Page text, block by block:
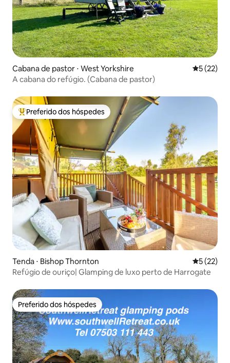
Cabana de pastor ⋅ West Yorkshire 5 de uma
5 (22)
A cabana do refúgio. (Cabana de pastor)
Entre os melhores preferidos dos hóspedes
Preferido dos hóspedes
Tenda ⋅ Bishop Thornton 5 de uma
5 (22)
Refúgio de ouriço| Glamping de luxo perto de Harrogate
Preferido dos hóspedes
Preferido dos hóspedes